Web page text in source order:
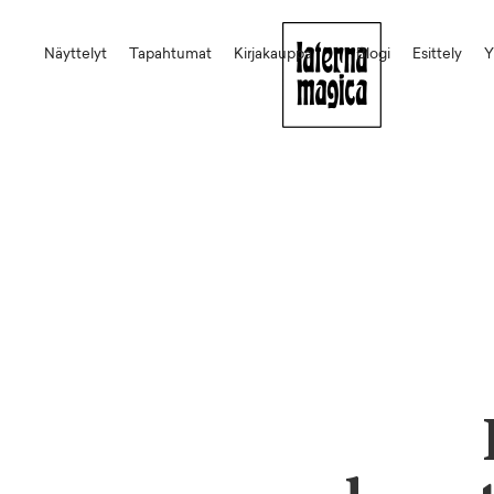
Näyttelyt Tapahtumat Kirjakauppa Blogi Esittely